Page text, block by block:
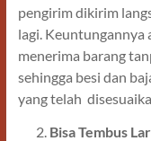
pengirim dikirim
lagi. Keuntungannya
menerima barang
sehingga besi dan
yang telah
Bisa Tembus